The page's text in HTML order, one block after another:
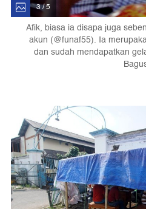
3 / 5
Afik, biasa ia disapa juga
akun (@funaf55). Ia
dan sudah mendapatkan